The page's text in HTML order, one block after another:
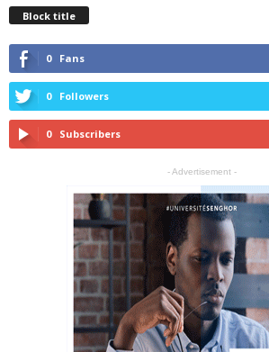
Block title
0 Fans
0 Followers
0 Subscribers
- Advertisement -